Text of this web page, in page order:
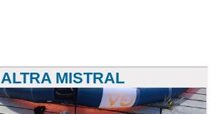
ALTRA MISTRAL